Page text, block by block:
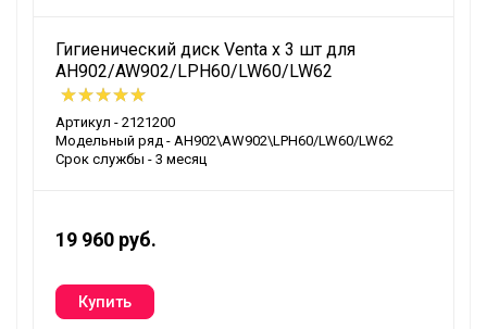
Гигиенический диск Venta х 3 шт для
AH902/AW902/LPH60/LW60/LW62
Артикул - 2121200
Модельный ряд - AH902\AW902\LPH60/LW60/LW62
Срок службы - 3 месяц
19 960 руб.